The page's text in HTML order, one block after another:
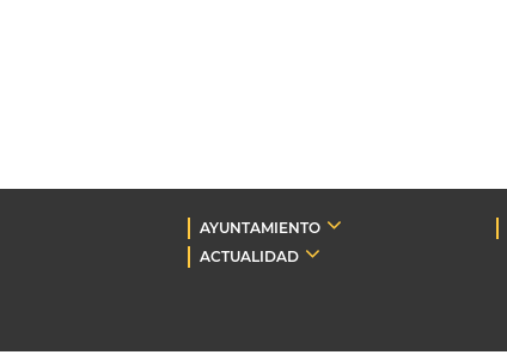
AYUNTAMIENTO
ACTUALIDAD